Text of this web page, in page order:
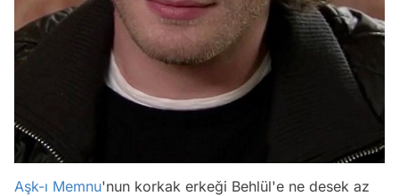
Aşk-ı Memnu'nun korkak erkeği Behlül'e ne desek az